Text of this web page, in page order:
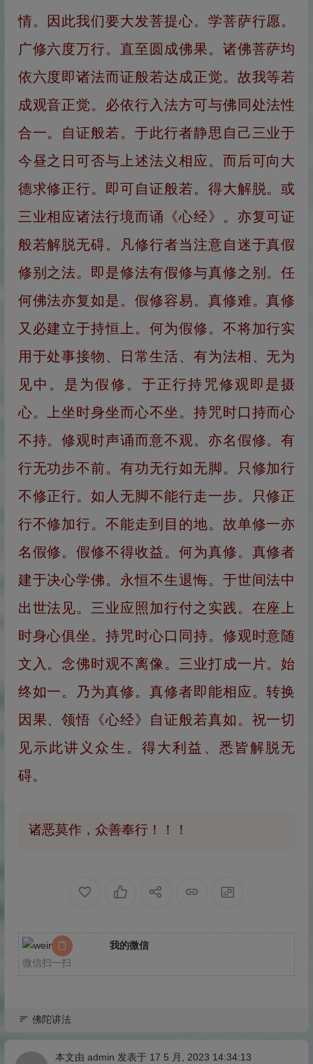
情。因此我们要大发菩提心。学菩萨行愿。
广修六度万行。直至圆成佛果。诸佛菩萨均
依六度即诸法而证般若达成正觉。故我等若
成观音正觉。必依行入法方可与佛同处法性
合一。自证般若。于此行者静思自己三业于
今昼之日可否与上述法义相应。而后可向大
德求修正行。即可自证般若。得大解脱。或
三业相应诸法行境而诵《心经》。亦复可证
般若解脱无碍。凡修行者当注意自迷于真假
修别之法。即是修法有假修与真修之别。任
何佛法亦复如是。假修容易。真修难。真修
又必建立于持恒上。何为假修。不将加行实
用于处事接物、日常生活、有为法相、无为
见中。是为假修。于正行持咒修观即是摄
心。上坐时身坐而心不坐。持咒时口持而心
不持。修观时声诵而意不观。亦名假修。有
行无功步不前。有功无行如无脚。只修加行
不修正行。如人无脚不能行走一步。只修正
行不修加行。不能走到目的地。故单修一亦
名假修。假修不得收益。何为真修。真修者
建于决心学佛。永恒不生退悔。于世间法中
出世法见。三业应照加行付之实践。在座上
时身心俱坐。持咒时心口同持。修观时意随
文入。念佛时观不离像。三业打成一片。始
终如一。乃为真修。真修者即能相应。转换
因果、领悟《心经》自证般若真如。祝一切
见示此讲义众生。得大利益、悉皆解脱无
碍。
诸恶莫作，众善奉行！！！
我的微信
微信扫一扫
佛陀讲法
本文由 admin 发表于 17 5 月, 2023 14:34:13